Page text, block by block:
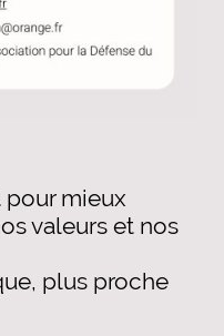
pour mieux
valeurs et nos
plus proche